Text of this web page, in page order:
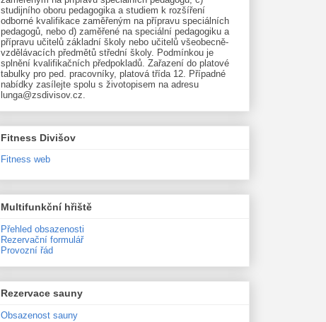
studijního oboru pedagogika a studiem k rozšíření
odborné kvalifikace zaměřeným na přípravu speciálních
pedagogů, nebo d) zaměřené na speciální pedagogiku a
přípravu učitelů základní školy nebo učitelů všeobecně-
vzdělávacích předmětů střední školy. Podmínkou je
splnění kvalifikačních předpokladů. Zařazení do platové
tabulky pro ped. pracovníky, platová třída 12. Případné
nabídky zasílejte spolu s životopisem na adresu
lunga@zsdivisov.cz.
Fitness Divišov
Fitness web
Multifunkční hřiště
Přehled obsazenosti
Rezervační formulář
Provozní řád
Rezervace sauny
Obsazenost sauny